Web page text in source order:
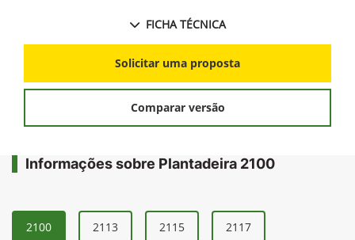
FICHA TÉCNICA
Solicitar uma proposta
Comparar versão
Informações sobre Plantadeira 2100
2100 2113 2115 2117